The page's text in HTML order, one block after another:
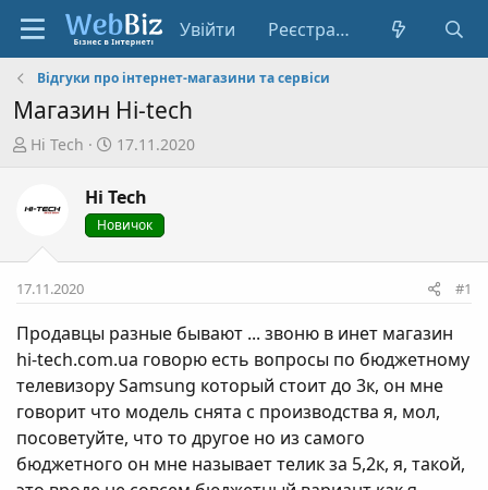
Увійти Реєстрація
Відгуки про інтернет-магазини та сервіси
Магазин Hi-tech
А
о
т
е
и
Hi Tech
Д
т
а
с
т
р
н
н
я
17.11.2020
Hi Tech
Новичок
17.11.2020 #1
Продавцы разные бывают ... звоню в инет магазин
hi-tech.com.ua говорю есть вопросы по бюджетному
телевизору Samsung который стоит до 3к, он мне
говорит что модель снята с производства я, мол,
посоветуйте, что то другое но из самого
бюджетного он мне называет телик за 5,2к, я, такой,